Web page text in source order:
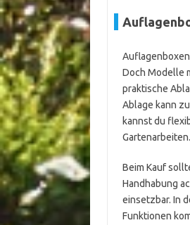
Doch Modelle
praktische
Ablage kann
kannst du
Gartenarbeiten.
Beim Kauf
Handhabung
einsetzbar. In
Funktionen